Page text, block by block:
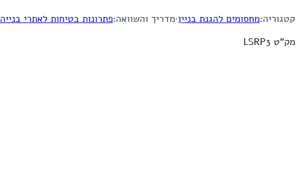
קטגוריה:מחסומים להגנת בניין·מדריך והשוואה:פתרונות בטיחות לאתרי בנייה
מק"ט LSRP3